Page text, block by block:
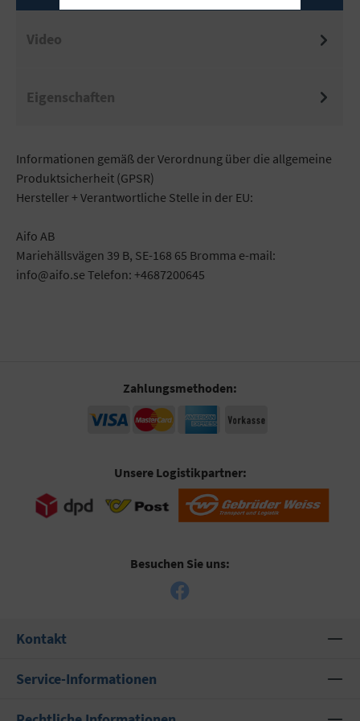
Video
Eigenschaften
Informationen gemäß der Verordnung über die allgemeine
Produktsicherheit (GPSR)
Hersteller + Verantwortliche Stelle in der EU:
Aifo AB
Mariehällsvägen 39 B, SE-168 65 Bromma e-mail:
info@aifo.se Telefon: +4687200645
Zahlungsmethoden:
Unsere Logistikpartner:
Besuchen Sie uns:
Kontakt
Service-Informationen